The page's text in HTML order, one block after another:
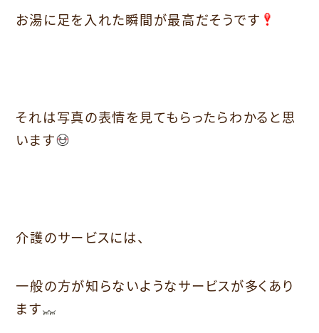
お湯に足を入れた瞬間が最高だそうです
それは写真の表情を見てもらったらわかると思
います
介護のサービスには、
一般の方が知らないようなサービスが多くあり
ます